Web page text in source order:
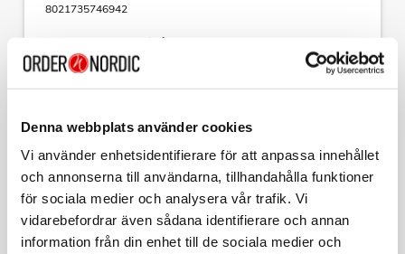
Denna webbplats använder cookies
Vi använder enhetsidentifierare för att anpassa innehållet
och annonserna till användarna, tillhandahålla funktioner
för sociala medier och analysera vår trafik. Vi
vidarebefordrar även sådana identifierare och annan
information från din enhet till de sociala medier och
8021735746942
Mount Vent 360 - Bilhållare
Kör säkert!
MountVent360 är en universell smartphone-bilhållare med
trycket från hållaren
- Gummibeklädda monteringsarmar ger bästa stabilitet
- 360°-snurrfästet gör att man kan ändra vinkeln på telefonen
till önskat läge
- Kompatibel med alla smartphones upp till 6,5 ''
Läs mer
Sortera